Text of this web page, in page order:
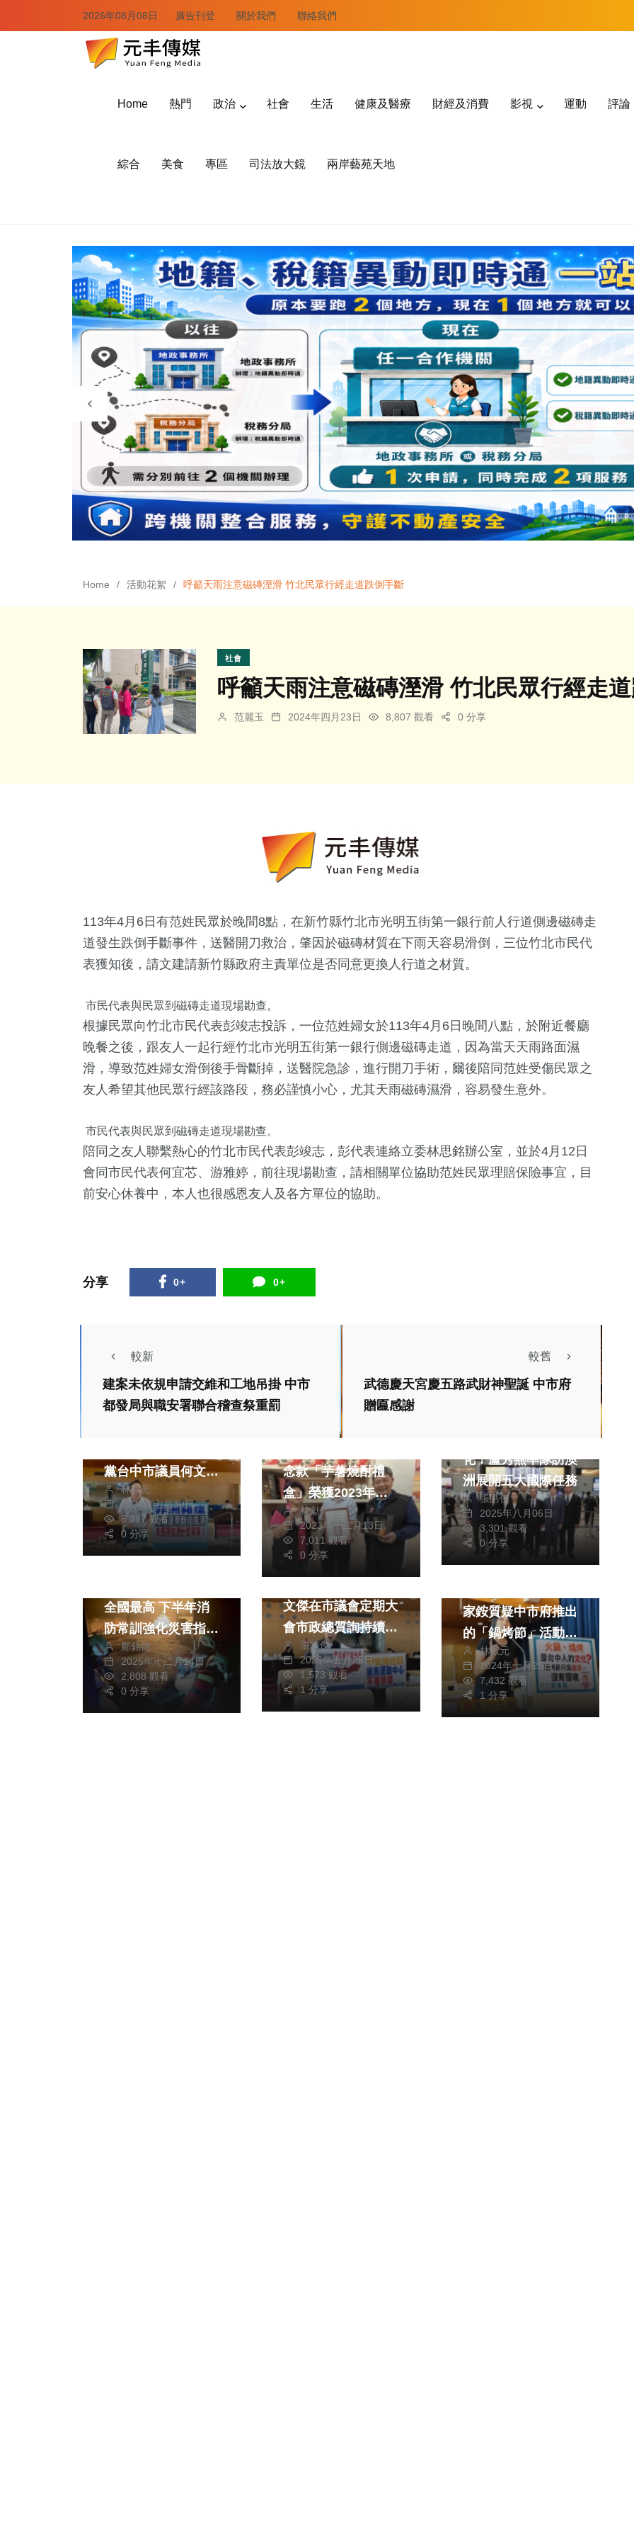
2026年08月08日 廣告刊登 關於我們 聯絡我們
Home 熱門 政治 社會 生活 健康及醫療 財經及消費 影視 運動 評論
綜合 美食 專區 司法放大鏡 兩岸藝苑天地
Home 活動花絮 呼籲天雨注意磁磚溼滑 竹北民眾行經走道跌倒手斷
社會
呼籲天雨注意磁磚溼滑 竹北民眾行經走
范麗玉 2024年四月23日 8,807 觀看 0 分享
113年4月6日有范姓民眾於晚間8點，在新竹縣竹北市光明五街第一銀行前人行道側邊磁磚走
道發生跌倒手斷事件，送醫開刀救治，肇因於磁磚材質在下雨天容易滑倒，三位竹北市民代
表獲知後，請文建請新竹縣政府主責單位是否同意更換人行道之材質。
市民代表與民眾到磁磚走道現場勘查。
根據民眾向竹北市民代表彭竣志投訴，一位范姓婦女於113年4月6日晚間八點，於附近餐廳
晚餐之後，跟友人一起行經竹北市光明五街第一銀行側邊磁磚走道，因為當天天雨路面濕
滑，導致范姓婦女滑倒後手骨斷掉，送醫院急診，進行開刀手術，爾後陪同范姓受傷民眾之
友人希望其他民眾行經該路段，務必謹慎小心，尤其天雨磁磚濕滑，容易發生意外。
市民代表與民眾到磁磚走道現場勘查。
陪同之友人聯繫熱心的竹北市民代表彭竣志，彭代表連絡立委林思銘辦公室，並於4月12日
會同市民代表何宜芯、游雅婷，前往現場勘查，請相關單位協助范姓民眾理賠保險事宜，目
前安心休養中，本人也很感恩友人及各方單位的協助。
分享 0+ 0+
較新
建案未依規申請交維和工地吊掛 中市
都發局與職安署聯合稽查祭重罰
較舊
武德慶天宮慶五路武財神聖誕 中市府
贈匾感謝
政治 生活
財經及消費
黨台中市議員何文海
痛批盧市府政策失
誤、轉嫁成本
林獻元
2026年七月30日
5,387 觀看
0 分享
念款「芋薯燒酎禮
盒」榮獲2023年十
大嚴選穀得
（GOOD）產品競賽
嚴選穀得佳作獎
林獻元
2023年十二月13日
7,011 觀看
0 分享
化！盧秀燕率隊訪澳
洲展開五大國際任務
張皓傑
2025年八月06日
3,301 觀看
0 分享
全國最高 下半年消
防常訓強化災害指揮
與應變能力
鄭銘德
2025年十二月14日
2,808 觀看
0 分享
政治
文傑在市議會定期大
會市政總質詢持續關
切甲安埔地區的重大
建設
張皓傑
2026年五月25日
1,573 觀看
1 分享
政治 財經及消費
家銨質疑中市府推出
的「鍋烤節」活動僅
著重於經濟層面 完
全忽略文化內涵 淪
為市府的宣傳噱頭
林獻元
2024年十月25日
7,432 觀看
1 分享
+
旅遊
2+
評論
+ 303 +
94+
健康及醫療
流專區
流專區
運動